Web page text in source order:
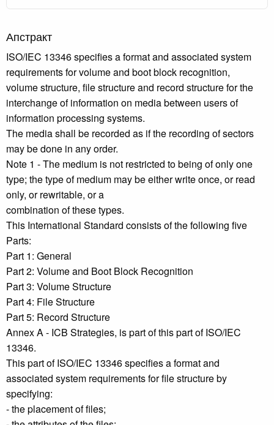
Апстракт
ISO/IEC 13346 specifies a format and associated system
requirements for volume and boot block recognition,
volume structure, file structure and record structure for the
interchange of information on media between users of
information processing systems.
The media shall be recorded as if the recording of sectors
may be done in any order.
Note 1 - The medium is not restricted to being of only one
type; the type of medium may be either write once, or read
only, or rewritable, or a
combination of these types.
This International Standard consists of the following five
Parts:
Part 1: General
Part 2: Volume and Boot Block Recognition
Part 3: Volume Structure
Part 4: File Structure
Part 5: Record Structure
Annex A - ICB Strategies, is part of this part of ISO/IEC
13346.
This part of ISO/IEC 13346 specifies a format and
associated system requirements for file structure by
specifying:
- the placement of files;